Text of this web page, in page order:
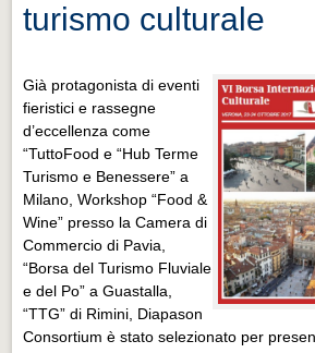
turismo culturale
Già protagonista di eventi
fieristici e rassegne
d’eccellenza come
“TuttoFood e “Hub Terme
Turismo e Benessere” a
Milano, Workshop “Food &
Wine” presso la Camera di
Commercio di Pavia,
“Borsa del Turismo Fluviale
e del Po” a Guastalla,
“TTG” di Rimini, Diapason
Consortium è stato selezionato per